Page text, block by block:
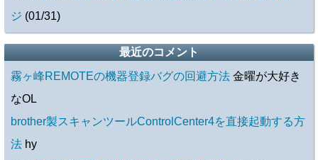
ジ (01/31)
最近のコメント
霧ヶ峰REMOTEの機器登録バグの回避方法 金曜が大好き
なOL
brother製スキャンツールControlCenter4を直接起動する方
法 hy